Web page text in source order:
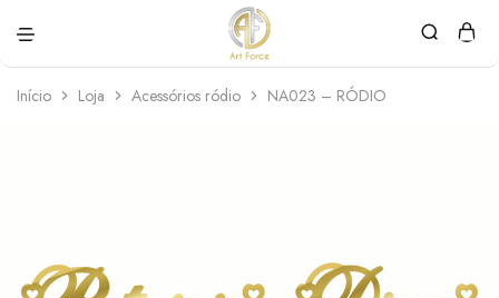
Force
personalizadas
Início Loja Acessórios ródio NA023 – RÓDIO